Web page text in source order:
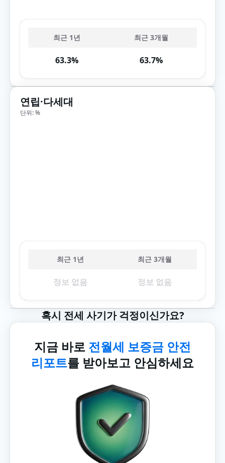
최근 1년 최근 3개월
63.3% 63.7%
연립·다세대
단위: %
최근 1년 최근 3개월
정보 없음 정보 없음
혹시 전세 사기가 걱정이신가요?
지금 바로 전월세 보증금 안전
리포트를 받아보고 안심하세요